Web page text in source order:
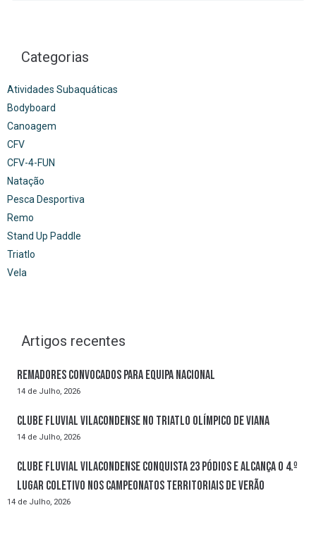
Categorias
Atividades Subaquáticas
Bodyboard
Canoagem
CFV
CFV-4-FUN
Natação
Pesca Desportiva
Remo
Stand Up Paddle
Triatlo
Vela
Artigos recentes
Remadores convocados para Equipa Nacional
14 de Julho, 2026
Clube Fluvial Vilacondense no Triatlo Olímpico de Viana
14 de Julho, 2026
Clube Fluvial Vilacondense conquista 23 pódios e alcança o 4.º
lugar coletivo nos Campeonatos Territoriais de Verão
14 de Julho, 2026